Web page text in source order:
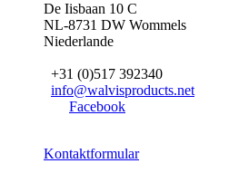
De Iisbaan 10 C
NL-8731 DW Wommels
Niederlande
+31 (0)517 392340
info@walvisproducts.net
Facebook
Kontaktformular